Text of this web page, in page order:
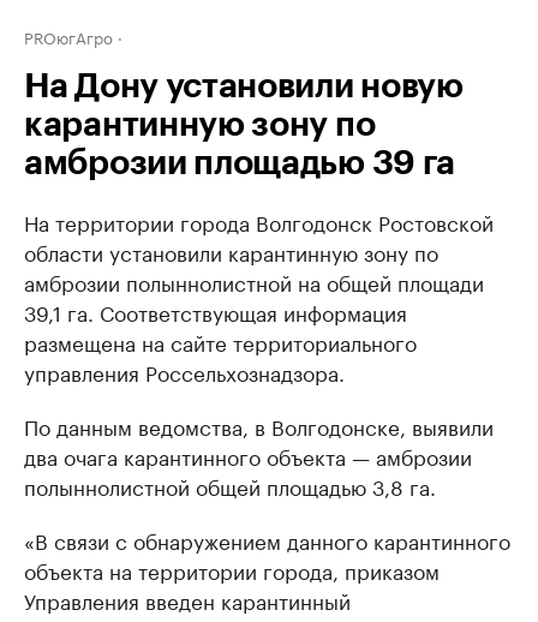
PROюгАгро
На Дону установили новую
карантинную зону по
амброзии площадью 39 га
На территории города Волгодонск Ростовской
области установили карантинную зону по
амброзии полыннолистной на общей площади
39,1 га. Соответствующая информация
размещена на сайте территориального
управления Россельхознадзора.
По данным ведомства, в Волгодонске, выявили
два очага карантинного объекта — амброзии
полыннолистной общей площадью 3,8 га.
«В связи с обнаружением данного карантинного
объекта на территории города, приказом
Управления введен карантинный